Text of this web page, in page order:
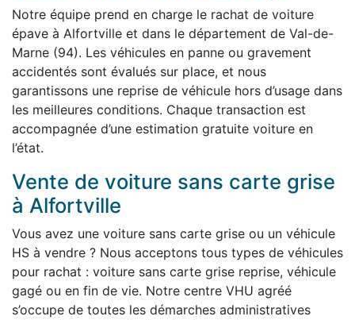
Notre équipe prend en charge le rachat de voiture
épave à Alfortville et dans le département de Val-de-
Marne (94). Les véhicules en panne ou gravement
accidentés sont évalués sur place, et nous
garantissons une reprise de véhicule hors d’usage dans
les meilleures conditions. Chaque transaction est
accompagnée d’une estimation gratuite voiture en
l’état.
Vente de voiture sans carte grise
à Alfortville
Vous avez une voiture sans carte grise ou un véhicule
HS à vendre ? Nous acceptons tous types de véhicules
pour rachat : voiture sans carte grise reprise, véhicule
gagé ou en fin de vie. Notre centre VHU agréé
s’occupe de toutes les démarches administratives